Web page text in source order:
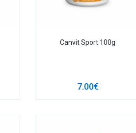
Canvit Sport 100g
7.00€